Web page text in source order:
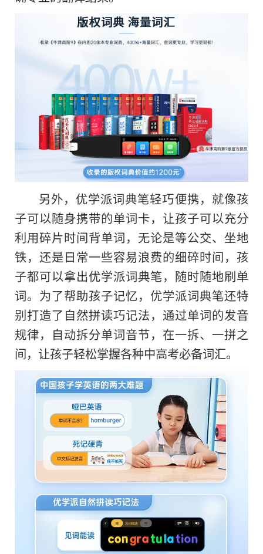
另外，优学派词典笔轻巧便携，就像孩
子可以随身携带的单词卡，让孩子可以充分
利用碎片时间背单词，无论是等公交、坐地
铁，还是日常一些容易浪费的细碎时间，孩
子都可以拿出优学派词典笔，随时随地刷单
词。为了帮助孩子记忆，优学派词典笔还特
别打造了自然拼读巧记法，通过单词的发音
规律，自动拆分单词音节，在一拆、一拼之
间，让孩子轻松掌握各种中高考必备词汇。